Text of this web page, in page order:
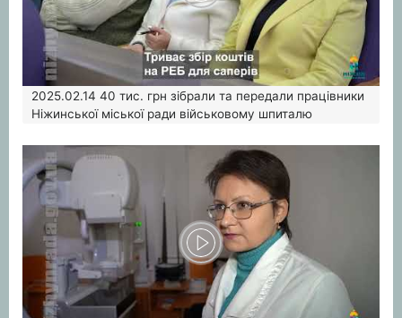
2025.02.14 40 тис. грн зібрали та передали працівники
Ніжинської міської ради військовому шпиталю